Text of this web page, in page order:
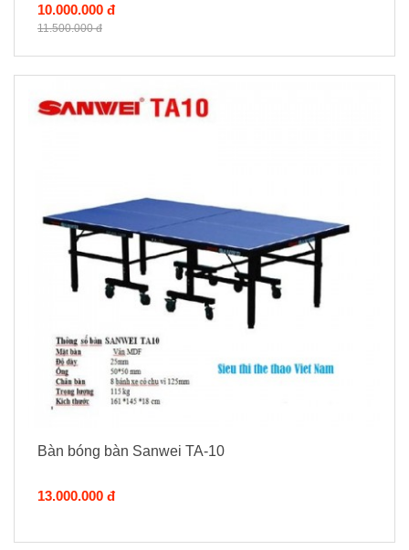
10.000.000 đ
11.500.000 đ
Bàn bóng bàn Sanwei TA-10
13.000.000 đ